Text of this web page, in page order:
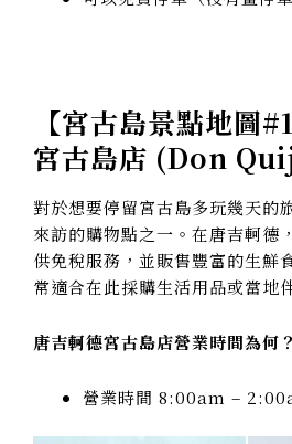
【宮古島景點地圖
宮古島店 (Don
對於想要停留宮古島多玩幾天的
來訪的購物點之一。在唐吉軻德
供免稅服務，並販售豐富的生鮮
常適合在此採購生活用品或當地
唐吉軻德宮古島店營業時間為何？
營業時間 8:00am –